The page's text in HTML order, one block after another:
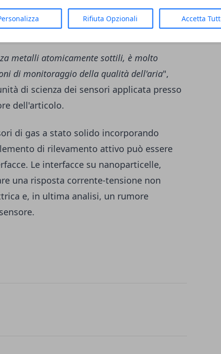
Rifiuta Opzionali Accetta
molto piccole e per il quale
a basso costo.
metalli atomicamente sottili, è molto
di monitoraggio della qualità dell'aria",
di scienza dei sensori applicata presso
dell'articolo.
di gas a stato solido incorporando
di rilevamento attivo può essere
Le interfacce su nanoparticelle,
una risposta corrente-tensione non
e, in ultima analisi, un rumore